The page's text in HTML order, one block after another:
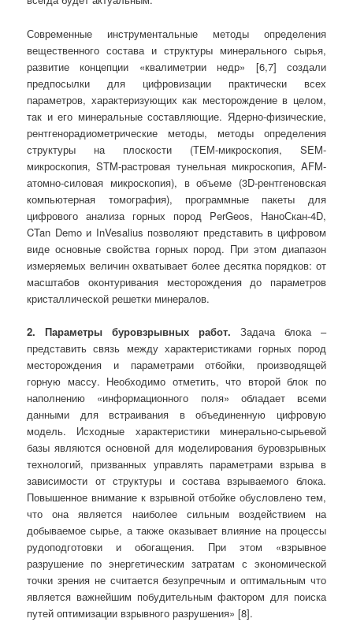
Современные инструментальные методы определения
вещественного состава и структуры минерального сырья,
развитие концепции «квалиметрии недр» [6,7] создали
предпосылки для цифровизации практически всех
параметров, характеризующих как месторождение в целом,
так и его минеральные составляющие. Ядерно-физические,
рентгенорадиометрические методы, методы определения
структуры на плоскости (ТЕМ-микроскопия, SEM-
микроскопия, STM-растровая тунельная микроскопия, AFM-
атомно-силовая микроскопия), в объеме (3D-рентгеновская
компьютерная томография), программные пакеты для
цифрового анализа горных пород PerGeos, НаноСкан-4D,
CTan Demo и InVesalius позволяют представить в цифровом
виде основные свойства горных пород. При этом диапазон
измеряемых величин охватывает более десятка порядков: от
масштабов оконтуривания месторождения до параметров
кристаллической решетки минералов.
2. Параметры буровзрывных работ. Задача блока –
представить связь между характеристиками горных пород
месторождения и параметрами отбойки, производящей
горную массу. Необходимо отметить, что второй блок по
наполнению «информационного поля» обладает всеми
данными для встраивания в объединенную цифровую
модель. Исходные характеристики минерально-сырьевой
базы являются основной для моделирования буровзрывных
технологий, призванных управлять параметрами взрыва в
зависимости от структуры и состава взрываемого блока.
Повышенное внимание к взрывной отбойке обусловлено тем,
что она является наиболее сильным воздействием на
добываемое сырье, а также оказывает влияние на процессы
рудоподготовки и обогащения. При этом «взрывное
разрушение по энергетическим затратам с экономической
точки зрения не считается безупречным и оптимальным что
является важнейшим побудительным фактором для поиска
путей оптимизации взрывного разрушения» [8].